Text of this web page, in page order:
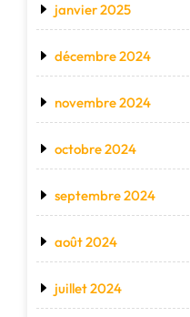
janvier 2025
décembre 2024
novembre 2024
octobre 2024
septembre 2024
août 2024
juillet 2024